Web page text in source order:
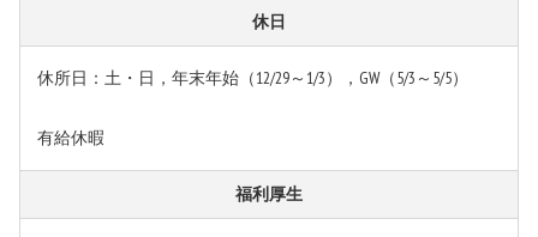
休日
休所日：土・日，年末年始（12/29～1/3），GW（5/3～5/5）
有給休暇
福利厚生